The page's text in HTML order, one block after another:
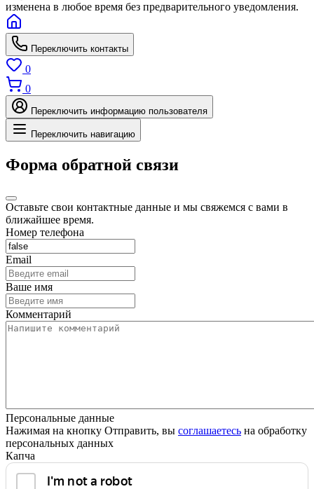
изменена в любое время без предварительного уведомления.
Переключить контакты
0
0
Переключить информацию пользователя
Переключить навигацию
Форма обратной связи
Оставьте свои контактные данные и мы свяжемся с вами в
ближайшее время.
Номер телефона
Email
Ваше имя
Комментарий
Персональные данные
Нажимая на кнопку Отправить, вы соглашаетесь на обработку
персональных данных
Капча